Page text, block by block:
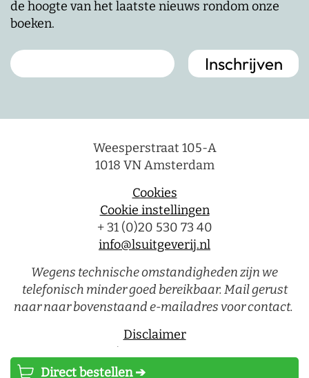
Direct bestellen ➔
de hoogte van het laatste nieuws rondom onze
boeken.
Weesperstraat 105-A
1018 VN Amsterdam
Cookies
Cookie instellingen
+ 31 (0)20 530 73 40
info@lsuitgeverij.nl
Wegens technische omstandigheden zijn we
telefonisch minder goed bereikbaar. Mail gerust
naar naar bovenstaand e-mailadres voor contact.
Disclaimer
Privacystatement